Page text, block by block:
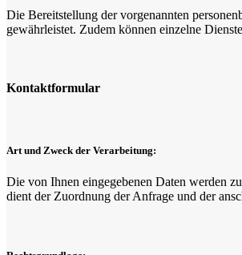
Die Bereitstellung der vorgenannten
gewährleistet. Zudem können einzelne
Kontaktformular
Art und Zweck der Verarbeitung:
Die von Ihnen eingegebenen Daten werden
dient der Zuordnung der Anfrage und der